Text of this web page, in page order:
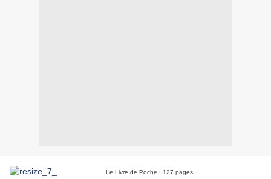
Le Livre de Poche ; 127 pages.